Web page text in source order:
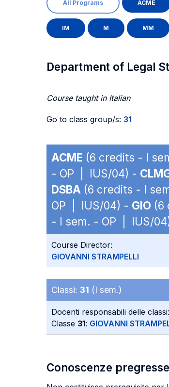
All Programs ACME
IM M MM
Department of Legal
Course taught in Italian
Go to class group/s: 31
ACME (6 credits - I
- OP | IUS/04) -
DSBA (6 credits - I
OP | IUS/04) - GIO (6
- I sem. - OP | IUS/
Course Director:
GIOVANNI STRAMPELLI
Classi: 31 (I sem.)
Docenti responsabili delle classi:
Classe 31: GIOVANNI
Conoscenze